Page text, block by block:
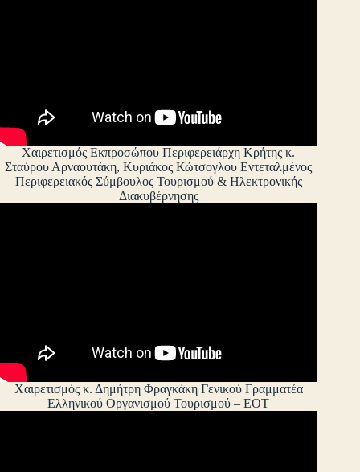
Χαιρετισμός Εκπροσώπου Περιφερειάρχη Κρήτης κ.
Σταύρου Αρναουτάκη, Κυριάκος Κώτσογλου Εντεταλμένος
Περιφερειακός Σύμβουλος Τουρισμού & Ηλεκτρονικής
Διακυβέρνησης
Χαιρετισμός κ. Δημήτρη Φραγκάκη Γενικού Γραμματέα
Ελληνικού Οργανισμού Τουρισμού – ΕΟΤ